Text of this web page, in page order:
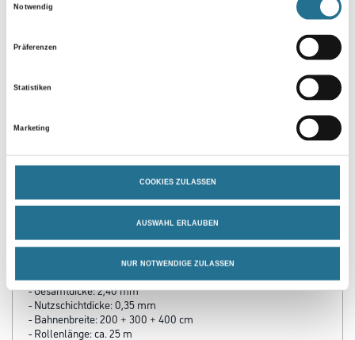
Notwendig
Präferenzen
Statistiken
Marketing
COOKIES ZULASSEN
AUSWAHL ERLAUBEN
NUR NOTWENDIGE ZULASSEN
PRODUKTEIGENSCHAFTEN
- Gesamtdicke: 2,40 mm
- Nutzschichtdicke: 0,35 mm
- Bahnenbreite: 200 + 300 + 400 cm
- Rollenlänge: ca. 25 m